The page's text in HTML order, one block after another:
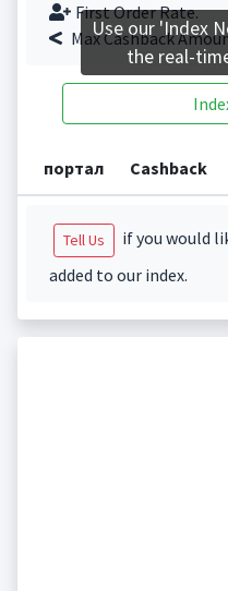
First Order Rate.
Max Cashback
портал Cashback
Tell Us
if you would
added to our index.
Use our 'Index
the real-